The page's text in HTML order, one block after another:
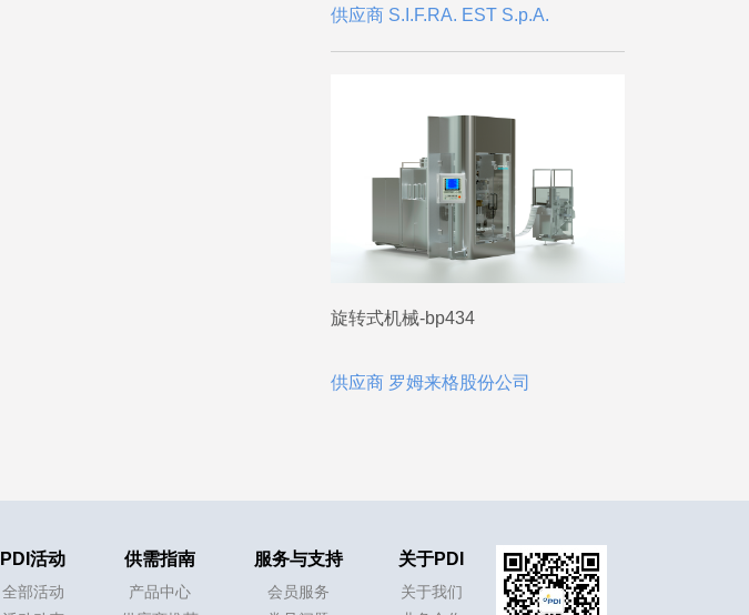
供应商 S.I.F.RA. EST S.p.A.
旋转式机械-bp434
供应商 罗姆来格股份公司
PDI活动
全部活动
供需指南
产品中心
服务与支持
会员服务
关于PDI
关于我们